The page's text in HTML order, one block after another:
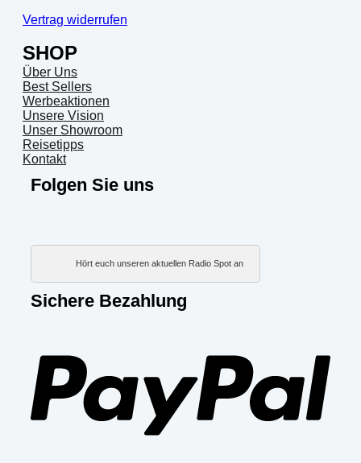
Vertrag widerrufen
SHOP
Über Uns
Best Sellers
Werbeaktionen
Unsere Vision
Unser Showroom
Reisetipps
Kontakt
Folgen Sie uns
Hört euch unseren aktuellen Radio Spot an
Sichere Bezahlung